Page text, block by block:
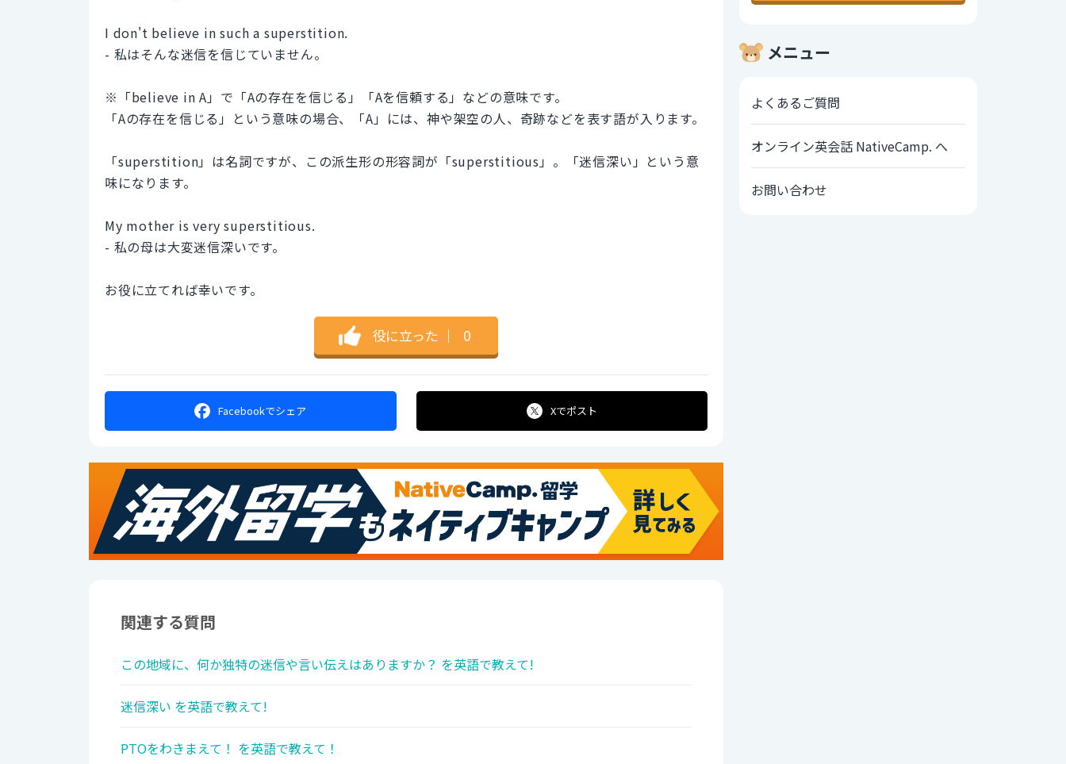
I don't believe in such a superstition.
- 私はそんな迷信を信じていません。
※「believe in A」で「Aの存在を信じる」「Aを信頼する」などの意味です。
「Aの存在を信じる」という意味の場合、「A」には、神や架空の人、奇跡などを表す語が入ります。
「superstition」は名詞ですが、この派生形の形容詞が「superstitious」。「迷信深い」という意
味になります。
My mother is very superstitious.
- 私の母は大変迷信深いです。
お役に立てれば幸いです。
役に立った ｜ 0
Facebookでシェア Xでポスト
関連する質問
この地域に、何か独特の迷信や言い伝えはありますか？ を英語で教えて!
迷信深い を英語で教えて!
PTOをわきまえて！ を英語で教えて！
メニュー
よくあるご質問
オンライン英会話 NativeCamp. へ
お問い合わせ